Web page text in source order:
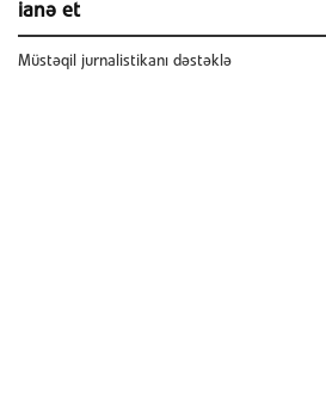
ianə et
Müstəqil jurnalistikanı dəstəklə